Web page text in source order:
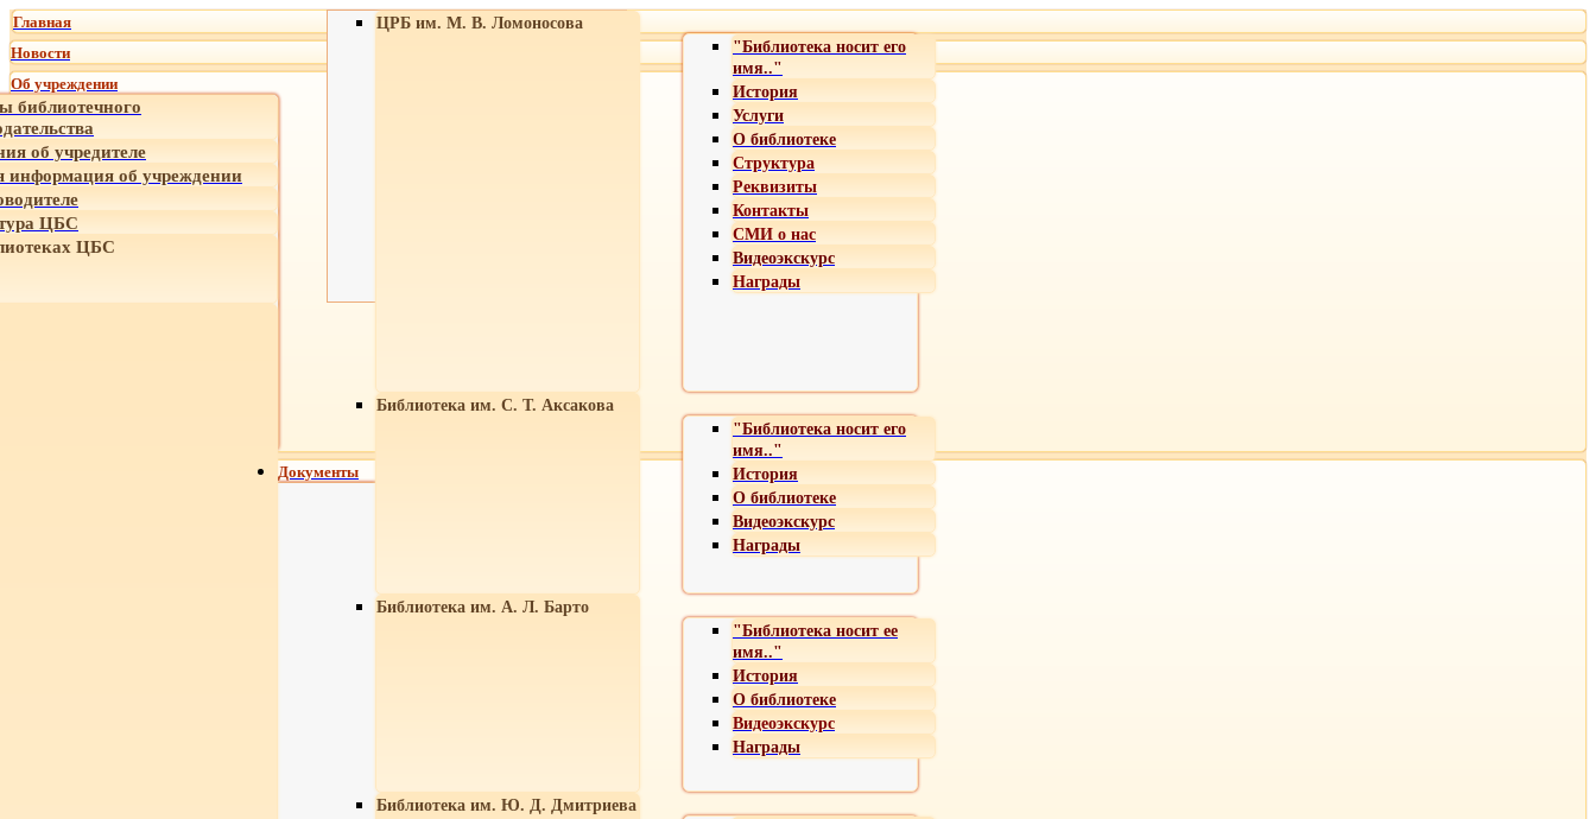
Главная
Новости
Об учреждении
библиотечного
об учредителе
об учреждении
ЦБС
ЦБС
ЦРБ им. М. В. Ломоносова
"Библиотека носит его
имя.."
История
Услуги
О библиотеке
Структура
Реквизиты
Контакты
СМИ о нас
Видеоэкскурс
Награды
Библиотека им. С. Т. Аксакова
"Библиотека носит его
имя.."
История
О библиотеке
Видеоэкскурс
Награды
Библиотека им. А. Л. Барто
"Библиотека носит ее
имя.."
История
О библиотеке
Видеоэкскурс
Награды
Библиотека им. Ю. Д. Дмитриева
Документы